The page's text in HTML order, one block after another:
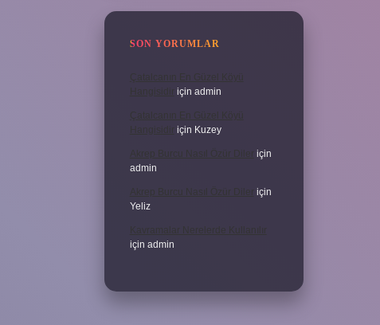
SON YORUMLAR
Çatalcanın En Güzel Köyü
Hangisidir için admin
Çatalcanın En Güzel Köyü
Hangisidir için Kuzey
Akrep Burcu Nasıl Özür Diler için
admin
Akrep Burcu Nasıl Özür Diler için
Yeliz
Kavramalar Nerelerde Kullanılır
için admin